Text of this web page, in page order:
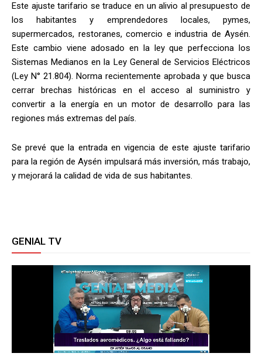
Este ajuste tarifario se traduce en un alivio al presupuesto de
los habitantes y emprendedores locales, pymes,
supermercados, restoranes, comercio e industria de Aysén.
Este cambio viene adosado en la ley que perfecciona los
Sistemas Medianos en la Ley General de Servicios Eléctricos
(Ley N° 21.804). Norma recientemente aprobada y que busca
cerrar brechas históricas en el acceso al suministro y
convertir a la energía en un motor de desarrollo para las
regiones más extremas del país.
Se prevé que la entrada en vigencia de este ajuste tarifario
para la región de Aysén impulsará más inversión, más trabajo,
y mejorará la calidad de vida de sus habitantes.
GENIAL TV